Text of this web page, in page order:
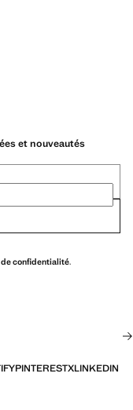
et nouveautés
confidentialité.
PINTERESTXLINKEDIN